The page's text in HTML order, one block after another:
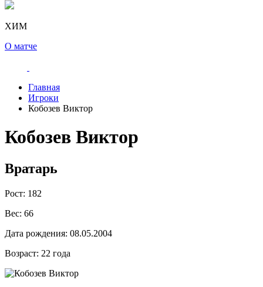
ХИМ
О матче
Главная
Игроки
Кобозев Виктор
Кобозев Виктор
Вратарь
Рост: 182
Вес: 66
Дата рождения: 08.05.2004
Возраст: 22 года